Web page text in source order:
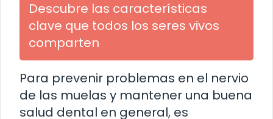
Descubre las características
clave que todos los seres vivos
comparten
Para prevenir problemas en el nervio
de las muelas y mantener una buena
salud dental en general, es